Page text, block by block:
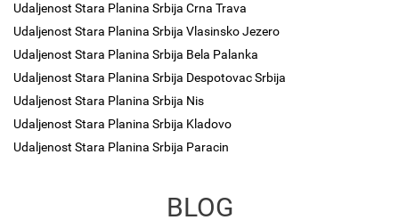
Udaljenost Stara Planina Srbija Crna Trava
Udaljenost Stara Planina Srbija Vlasinsko Jezero
Udaljenost Stara Planina Srbija Bela Palanka
Udaljenost Stara Planina Srbija Despotovac Srbija
Udaljenost Stara Planina Srbija Nis
Udaljenost Stara Planina Srbija Kladovo
Udaljenost Stara Planina Srbija Paracin
BLOG